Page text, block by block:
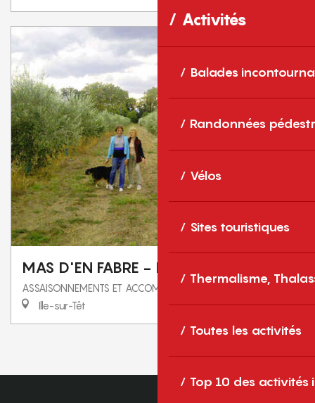
Activités
Balades
Randonnées
Vélos
Sites touristiques
Thermalisme,
Toutes les activités
Top 10 des activités
MAS D'EN FABRE - HUILE DES ORGUES
ASSAISONNEMENTS ET ACCOMPAGNEMENTS
Ille-sur-Têt